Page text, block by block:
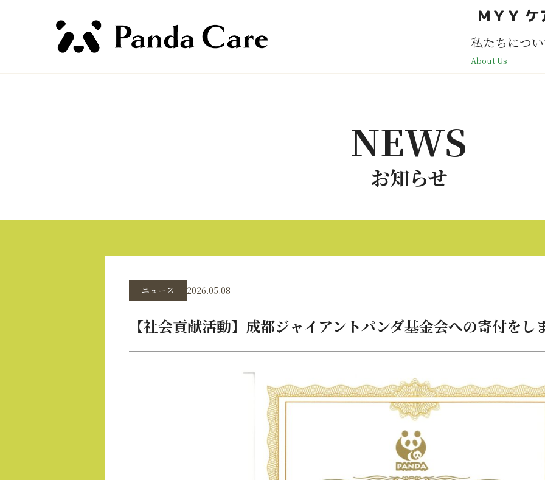
ＭＹＹ
私たちにつ
About Us
NEWS
お知らせ
ニュース 2026.05.08
【社会貢献活動】成都ジャイアントパンダ基金会への寄付をし